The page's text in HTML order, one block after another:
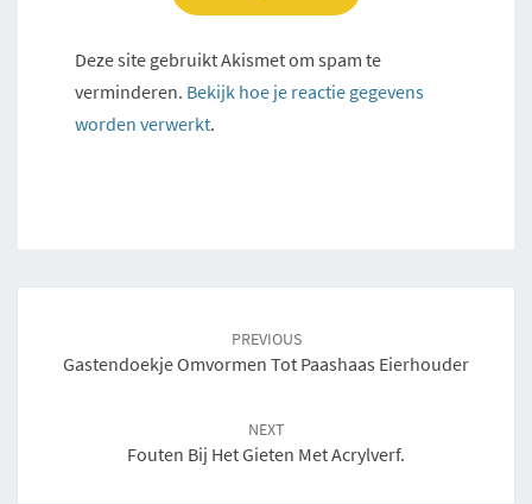
Deze site gebruikt Akismet om spam te
verminderen. Bekijk hoe je reactie gegevens
worden verwerkt.
PREVIOUS
Gastendoekje Omvormen Tot Paashaas Eierhouder
NEXT
Fouten Bij Het Gieten Met Acrylverf.